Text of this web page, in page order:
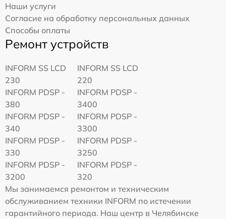
Наши услуги
Согласие на обработку персональных данных
Способы оплаты
Ремонт устройств
INFORM SS LCD
230
INFORM SS LCD
220
INFORM PDSP -
380
INFORM PDSP -
3400
INFORM PDSP -
340
INFORM PDSP -
3300
INFORM PDSP -
330
INFORM PDSP -
3250
INFORM PDSP -
3200
INFORM PDSP -
320
Мы занимаемся ремонтом и техническим
обслуживанием техники INFORM по истечении
гарантийного периода. Наш центр в Челябинске